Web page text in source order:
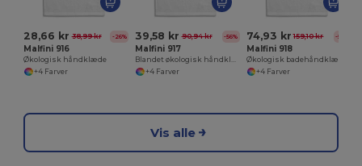
28,66 kr 38,99 kr -26%
Malfini 916
Økologisk håndklæde
+4 Farver
39,58 kr 90,94 kr -56%
Malfini 917
Blandet økologisk håndklæde
+4 Farver
74,93 kr 159,10 kr -53%
Malfini 918
Økologisk badehåndklæde
+4 Farver
Vis alle